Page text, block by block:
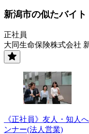
新潟市の似たバイト
正社員
大同生命保険株式会社
《正社員》友人・知人
ンナー(法人営業)